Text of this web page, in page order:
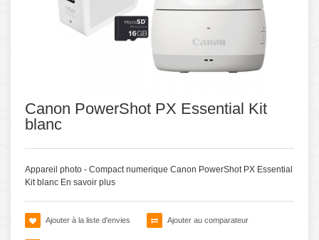
Canon PowerShot PX Essential Kit
blanc
Appareil photo - Compact numerique Canon PowerShot PX Essential
Kit blanc En savoir plus
Ajouter à la liste d'envies Ajouter au comparateur